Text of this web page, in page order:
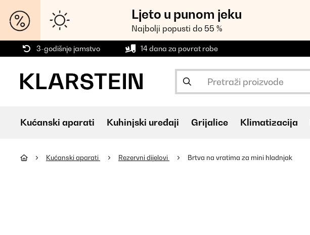
Ljeto u punom jeku
Najbolji popusti do 55 %
3-godišnje jamstvo 14 dana za povrat robe
Kućanski aparati Kuhinjski uređaji Grijalice Klimatizacija
Kućanski aparati Rezervni dijelovi Brtva na vratima za mini hladnjak